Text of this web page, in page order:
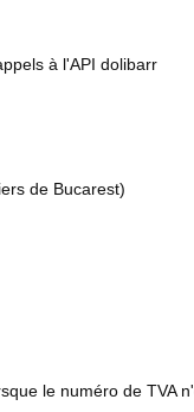
à l'API dolibarr
de Bucarest)
le numéro de TVA